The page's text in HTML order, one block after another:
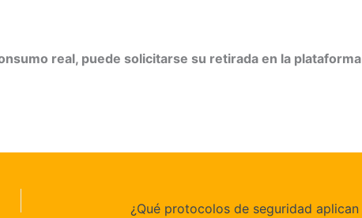
real, puede solicitarse su retirada en la plataforma